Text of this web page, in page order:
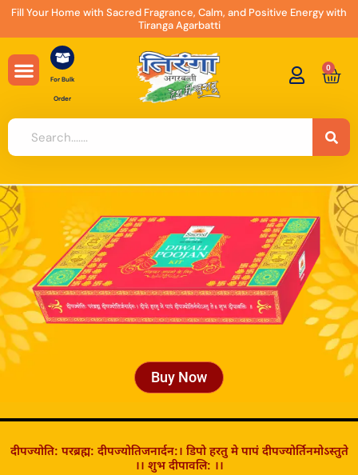
SkipFill Your Home with Sacred Fragrance, Calm, and Positive Energy with
Tiranga Agarbatti
For Bulk
Order
0
Cart
Buy Now
दीपज्योति: परब्रह्म: दीपज्योतिजनार्दन:। डिपो हरतु मे पापं दीपज्योर्तिनमोऽस्तुते
।। शुभ दीपावलि: ।।